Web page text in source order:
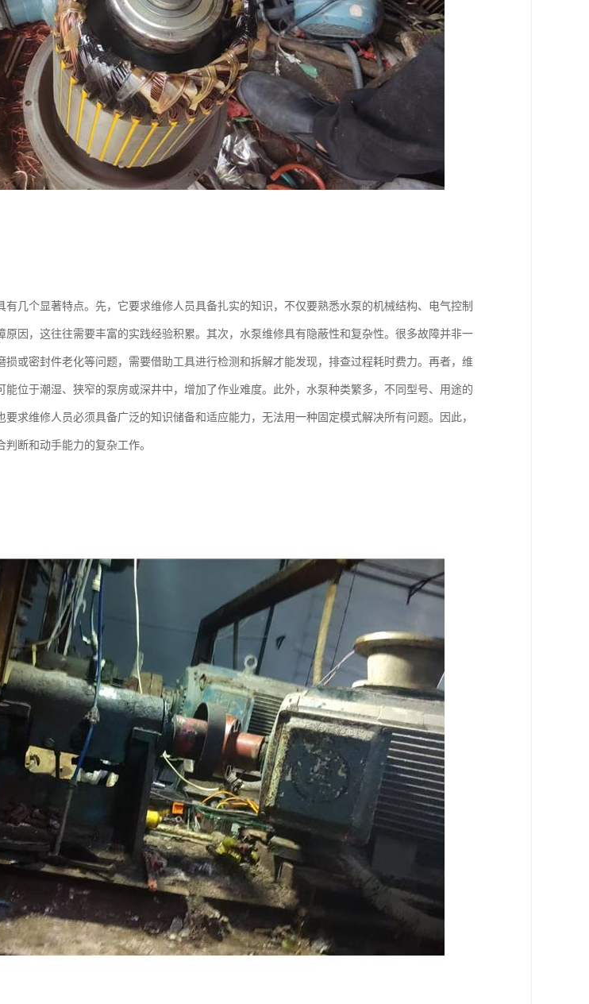
几个显著特点。先，它要求维修人员具备扎实的知识，不仅要熟悉水泵的机械结构、电气控制
原因，这往往需要丰富的实践经验积累。其次，水泵维修具有隐蔽性和复杂性。很多故障并非一
损或密封件老化等问题，需要借助工具进行检测和拆解才能发现，排查过程耗时费力。再者，维
位于潮湿、狭窄的泵房或深井中，增加了作业难度。此外，水泵种类繁多，不同型号、用途的
求维修人员必须具备广泛的知识储备和适应能力，无法用一种固定模式解决所有问题。因此，
断和动手能力的复杂工作。